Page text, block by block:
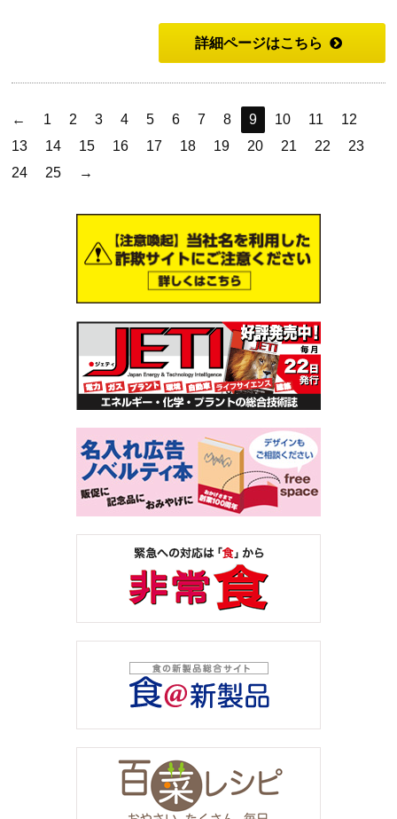
詳細ページはこちら
← 1 2 3 4 5 6 7 8 9 10 11
12
13
14 15 16 17 18 19 20 21 22
23
24
25 →